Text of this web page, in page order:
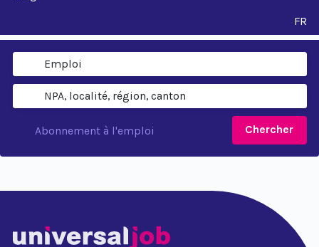
FR
Chercher
Abonnement à l'emploi